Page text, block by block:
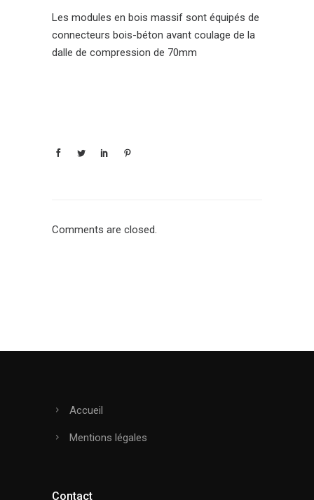
Les modules en bois massif sont équipés de
connecteurs bois-béton avant coulage de la
dalle de compression de 70mm
Comments are closed.
Accueil
Mentions légales
Contact